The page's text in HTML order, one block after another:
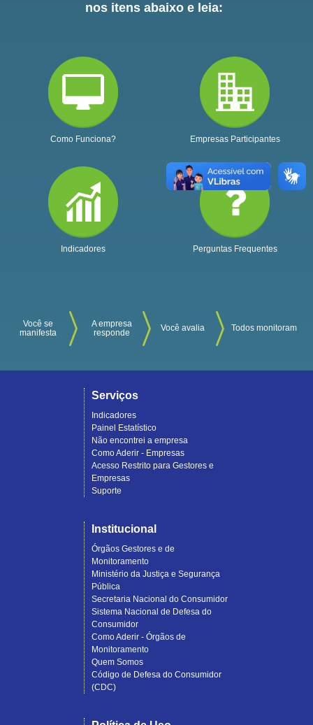
nos itens abaixo e leia:
Como Funciona? Empresas Participantes
Indicadores Perguntas Frequentes
Você se
manifesta
A empresa
responde
Você avalia Todos monitoram
Serviços
Indicadores
Painel Estatístico
Não encontrei a empresa
Como Aderir - Empresas
Acesso Restrito para Gestores e
Empresas
Suporte
Institucional
Órgãos Gestores e de
Monitoramento
Ministério da Justiça e Segurança
Pública
Secretaria Nacional do Consumidor
Sistema Nacional de Defesa do
Consumidor
Como Aderir - Órgãos de
Monitoramento
Quem Somos
Código de Defesa do Consumidor
(CDC)